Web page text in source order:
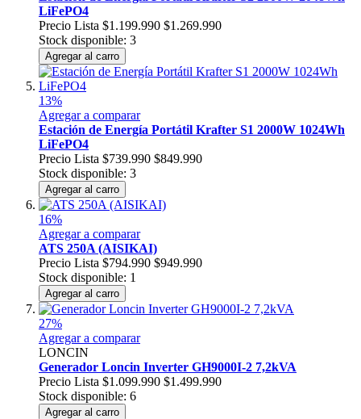
LiFePO4
Precio Lista $1.199.990 $1.269.990
Stock disponible: 3
Agregar al carro
13%
Agregar a comparar
Estación de Energía Portátil Krafter S1 2000W 1024Wh
LiFePO4
Precio Lista $739.990 $849.990
Stock disponible: 3
Agregar al carro
16%
Agregar a comparar
ATS 250A (AISIKAI)
Precio Lista $794.990 $949.990
Stock disponible: 1
Agregar al carro
27%
Agregar a comparar
LONCIN
Generador Loncin Inverter GH9000I-2 7,2kVA
Precio Lista $1.099.990 $1.499.990
Stock disponible: 6
Agregar al carro